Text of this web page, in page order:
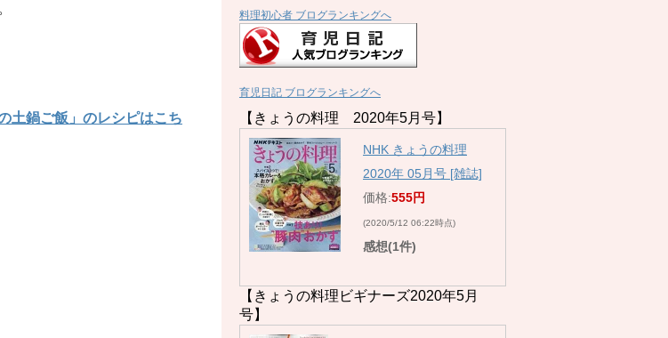
土鍋ご飯」のレシピはこち
料理初心者 ブログランキングへ
育児日記 ブログランキングへ
【きょうの料理 2020年5月号】
NHK きょうの料理
2020年 05月号 [雑誌]
価格:555円
(2020/5/12 06:22時点)
感想(1件)
【きょうの料理ビギナーズ2020年5月
号】